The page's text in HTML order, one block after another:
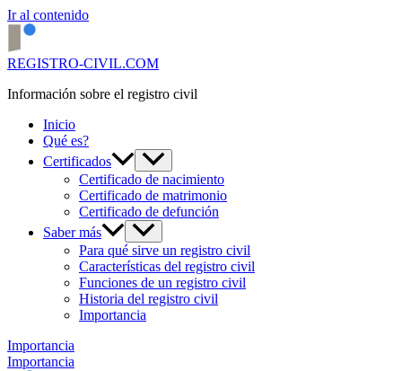
Ir al contenido
REGISTRO-CIVIL.COM
Información sobre el registro civil
Inicio
Qué es?
Certificados
Certificado de nacimiento
Certificado de matrimonio
Certificado de defunción
Saber más
Para qué sirve un registro civil
Características del registro civil
Funciones de un registro civil
Historia del registro civil
Importancia
Importancia
Importancia